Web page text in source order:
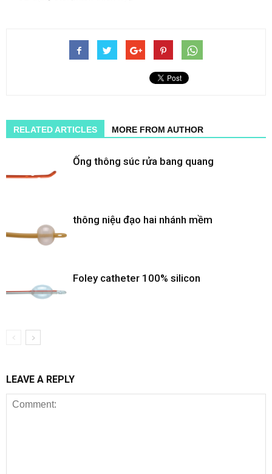
RELATED ARTICLES MORE FROM AUTHOR
Ống thông súc rửa bang quang
thông niệu đạo hai nhánh mềm
Foley catheter 100% silicon
LEAVE A REPLY